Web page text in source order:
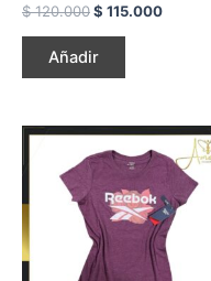
Rated
0
out
$120.000$ 115.000
Añadir